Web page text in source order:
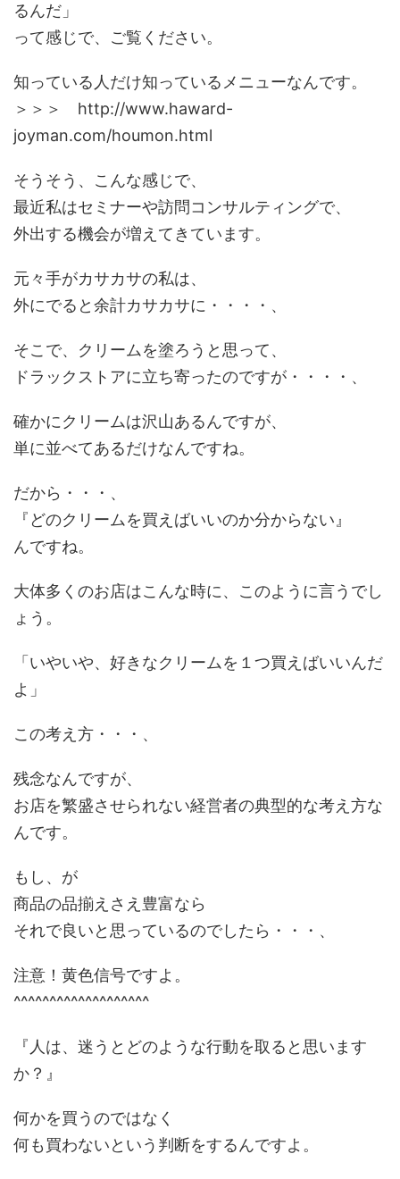
るんだ」
って感じで、ご覧ください。
知っている人だけ知っているメニューなんです。
＞＞＞ http://www.haward-
joyman.com/houmon.html
そうそう、こんな感じで、
最近私はセミナーや訪問コンサルティングで、
外出する機会が増えてきています。
元々手がカサカサの私は、
外にでると余計カサカサに・・・・、
そこで、クリームを塗ろうと思って、
ドラックストアに立ち寄ったのですが・・・・、
確かにクリームは沢山あるんですが、
単に並べてあるだけなんですね。
だから・・・、
『どのクリームを買えばいいのか分からない』
んですね。
大体多くのお店はこんな時に、このように言うでし
ょう。
「いやいや、好きなクリームを１つ買えばいいんだ
よ」
この考え方・・・、
残念なんですが、
お店を繁盛させられない経営者の典型的な考え方な
んです。
もし、が
商品の品揃えさえ豊富なら
それで良いと思っているのでしたら・・・、
注意！黄色信号ですよ。
^^^^^^^^^^^^^^^^^^^
『人は、迷うとどのような行動を取ると思います
か？』
何かを買うのではなく
何も買わないという判断をするんですよ。